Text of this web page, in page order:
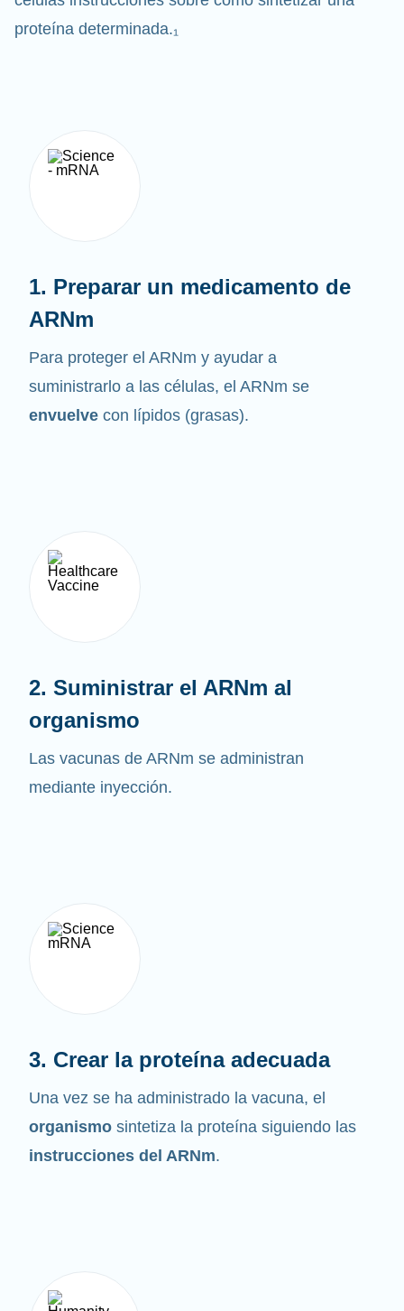
células instrucciones sobre cómo sintetizar una
proteína determinada.₁
1. Preparar un medicamento de
ARNm
Para proteger el ARNm y ayudar a
suministrarlo a las células, el ARNm se
envuelve con lípidos (grasas).
2. Suministrar el ARNm al
organismo
Las vacunas de ARNm se administran
mediante inyección.
3. Crear la proteína adecuada
Una vez se ha administrado la vacuna, el
organismo sintetiza la proteína siguiendo las
instrucciones del ARNm.